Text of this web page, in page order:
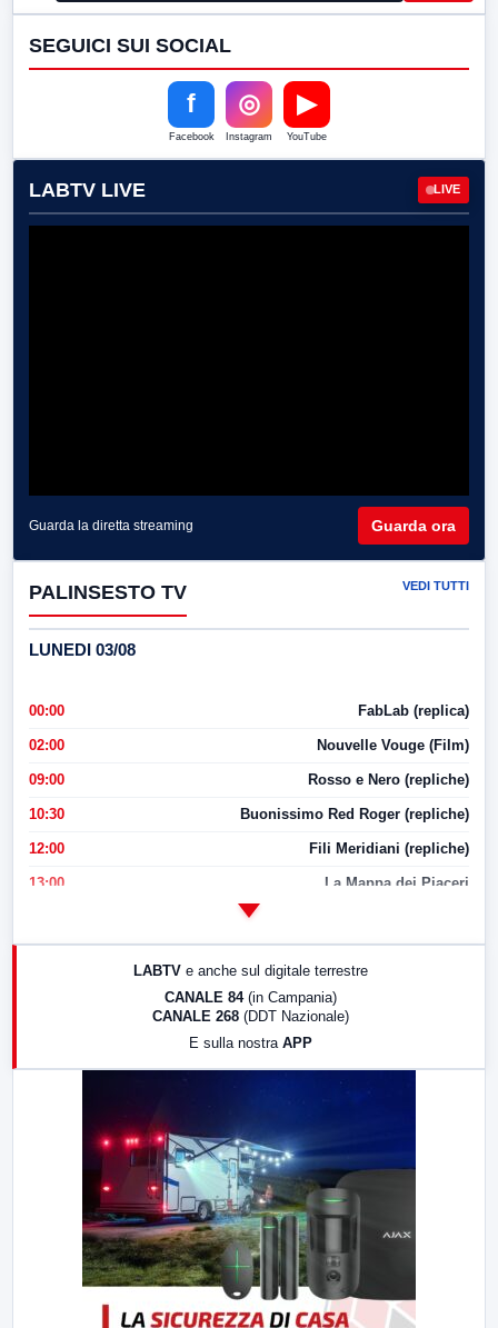
SEGUICI SUI SOCIAL
f
Facebook
◎
Instagram
▶
YouTube
LABTV LIVE LIVE
Guarda la diretta streaming Guarda ora
PALINSESTO TV VEDI TUTTI
LUNEDI 03/08
00:00 FabLab (replica)
02:00 Nouvelle Vouge (Film)
09:00 Rosso e Nero (repliche)
10:30 Buonissimo Red Roger (repliche)
12:00 Fili Meridiani (repliche)
13:00 La Mappa dei Piaceri
17:00 LabNews (replica)
LABTV e anche sul digitale terrestre
CANALE 84 (in Campania)
CANALE 268 (DDT Nazionale)
E sulla nostra APP